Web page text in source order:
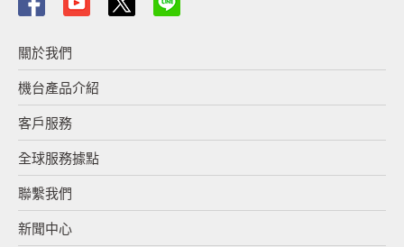
關於我們
機台產品介紹
客戶服務
全球服務據點
聯繫我們
新聞中心